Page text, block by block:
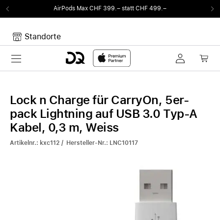
AirPods Max CHF 399.– statt CHF 499.–
Standorte
Toggle navigation
Lock n Charge für CarryOn, 5er-
pack Lightning auf USB 3.0 Typ-A
Kabel, 0,3 m, Weiss
Artikelnr.: kxc112 / Hersteller-Nr.: LNC10117